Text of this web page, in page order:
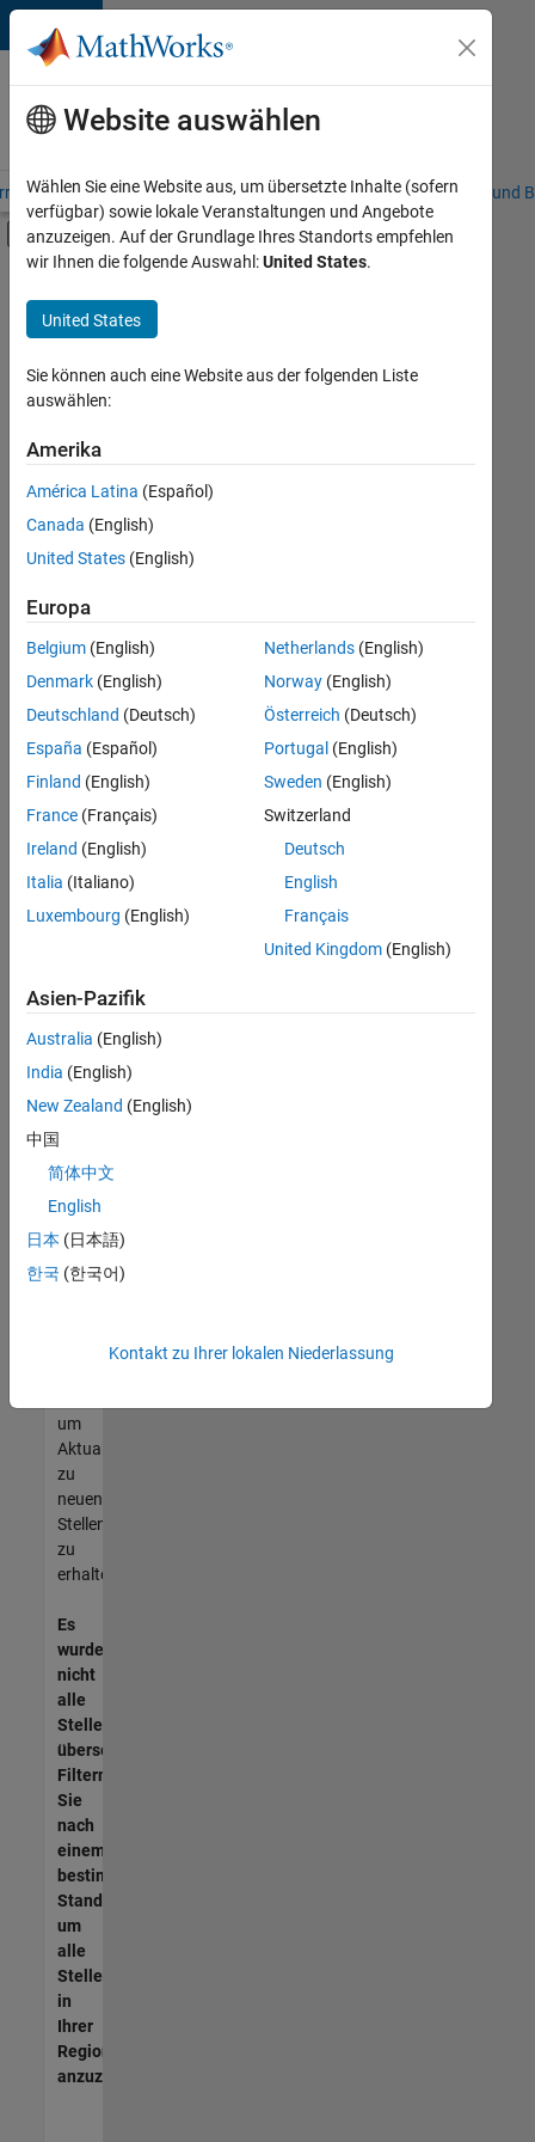
Weiter zum Inhalt
Karriere
bei
MathWorks
– Übersicht Stellensuche Niederlassungen Studierende und
Umschaltung für Off-Canvas-
Hauptinhalt
Information Technology
Customer Support
Marketing Communications
Finance and Operations
Legal
+4
Derzeit
es
keine
offenen
Stellen,
Ihren
Suchkriterien
entsprechen.
können
die
Suchkriterien
weiter
fassen
oder
alle
Stellenangebote
anzeigen .
noch
keine
offenen
Stellen
können,
die
Ihren
entsprechen,
werden
unseres
um
Aktualisierungen
zu
neuen
Stellenangeboten
zu
erhalten.
Es
wurden
nicht
alle
Stellen
übersetzt.
Filtern
Sie
nach
einem
bestimmten
Standort,
um
alle
Stellenangebote
in
Ihrer
Region
anzuzeigen.
Website auswählen
Wählen Sie eine Website aus, um übersetzte Inhalte (sofern
verfügbar) sowie lokale Veranstaltungen und Angebote
anzuzeigen. Auf der Grundlage Ihres Standorts empfehlen
wir Ihnen die folgende Auswahl:United States.
United States
Sie können auch eine Website aus der folgenden Liste
auswählen:
Amerika
América Latina (Español)
Canada (English)
United States (English)
Europa
Belgium (English)
Denmark (English)
Deutschland (Deutsch)
España (Español)
Finland (English)
France (Français)
Ireland (English)
Italia (Italiano)
Luxembourg (English)
Netherlands(English)
Norway(English)
Österreich (Deutsch)
Portugal (English)
Sweden (English)
Switzerland
Deutsch
English
Français
United Kingdom(English)
Asien-Pazifik
Australia (English)
India (English)
New Zealand (English)
中国
简体中文
English
日本 (日本語)
한국 (한국어)
Kontakt zu Ihrer lokalen Niederlassung